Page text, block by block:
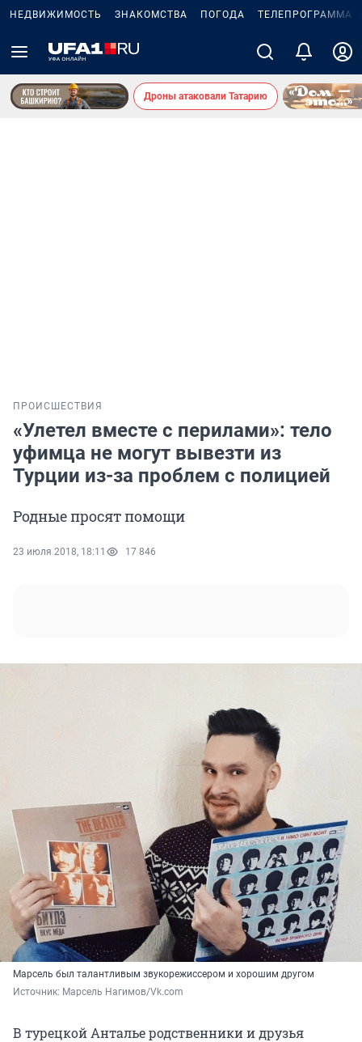
НЕДВИЖИМОСТЬ ЗНАКОМСТВА ПОГОДА ТЕЛЕПРОГРАММА
Дроны атаковали Татарию
ПРОИСШЕСТВИЯ
«Улетел вместе с перилами»: тело
уфимца не могут вывезти из
Турции из-за проблем с полицией
Родные просят помощи
23 июля 2018, 18:11 17 846
Марсель был талантливым звукорежиссером и хорошим другом
Источник: Марсель Нагимов/Vk.com
В турецкой Анталье родственники и друзья